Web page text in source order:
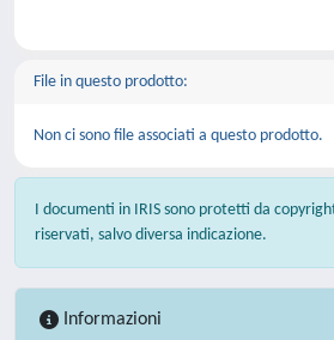
File in questo prodotto:
Non ci sono file associati a questo prodotto.
I documenti in IRIS sono protetti da
riservati, salvo diversa indicazione.
Informazioni